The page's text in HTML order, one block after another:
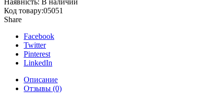
Наявність: В наличии
Код товару:05051
Share
Facebook
Twitter
Pinterest
LinkedIn
Описание
Отзывы (0)